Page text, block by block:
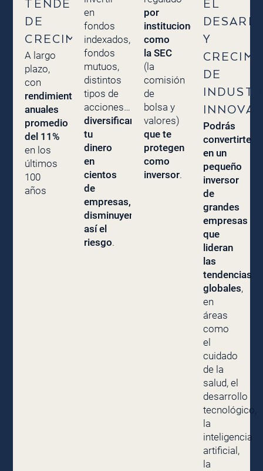
TENDENCIA
DE
CRECIMIENTO
A largo
plazo,
con
rendimientos
anuales
promedio
del 11%
en los
últimos
100
años
en
fondos
indexados,
fondos
mutuos,
distintos
tipos de
acciones…
diversificando
tu
dinero
en
cientos
de
empresas,
disminuyendo
así el
riesgo.
por
instituciones
como
la SEC
(la
comisión
de
bolsa y
valores)
que te
protegen
como
inversor.
EL
Y
DE
Podrás
convertirte
en un
pequeño
inversor
de
grandes
empresas
que
lideran
las
tendencias
globales,
en
áreas
como
el
cuidado
de la
salud, el
desarrollo
tecnológico,
la
inteligencia
artificial,
la